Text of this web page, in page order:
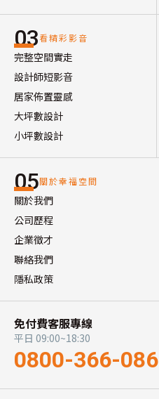
03看精彩影音
完整空間實走
設計師短影音
居家佈置靈感
大坪數設計
小坪數設計
05關於幸福空間
關於我們
公司歷程
企業徵才
聯絡我們
隱私政策
免付費客服專線
平日 09:00~18:30
0800-366-086